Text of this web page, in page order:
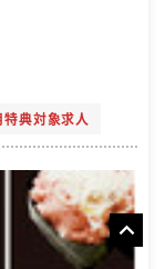
特典対象求人